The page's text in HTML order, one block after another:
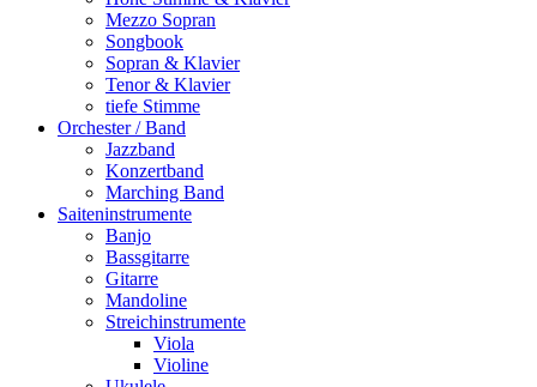
Mezzo Sopran
Songbook
Sopran & Klavier
Tenor & Klavier
tiefe Stimme
Orchester / Band
Jazzband
Konzertband
Marching Band
Saiteninstrumente
Banjo
Bassgitarre
Gitarre
Mandoline
Streichinstrumente
Viola
Violine